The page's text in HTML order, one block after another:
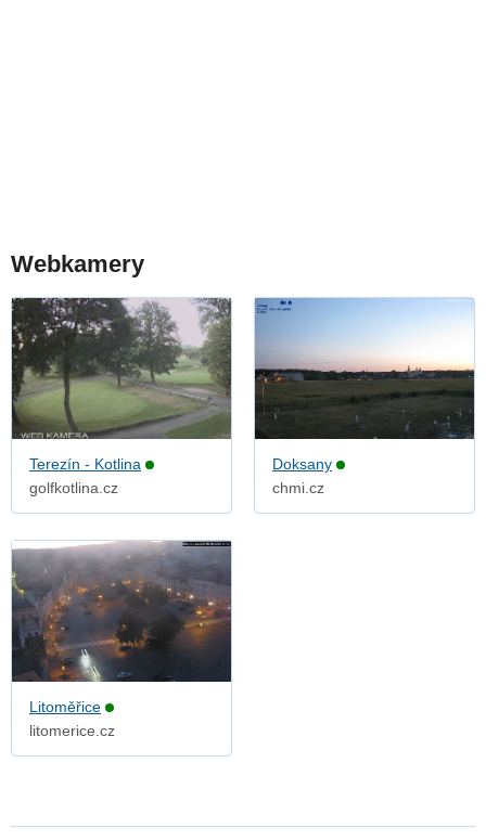
Webkamery
Terezín - Kotlina
golfkotlina.cz
Doksany
chmi.cz
Litoměřice
litomerice.cz